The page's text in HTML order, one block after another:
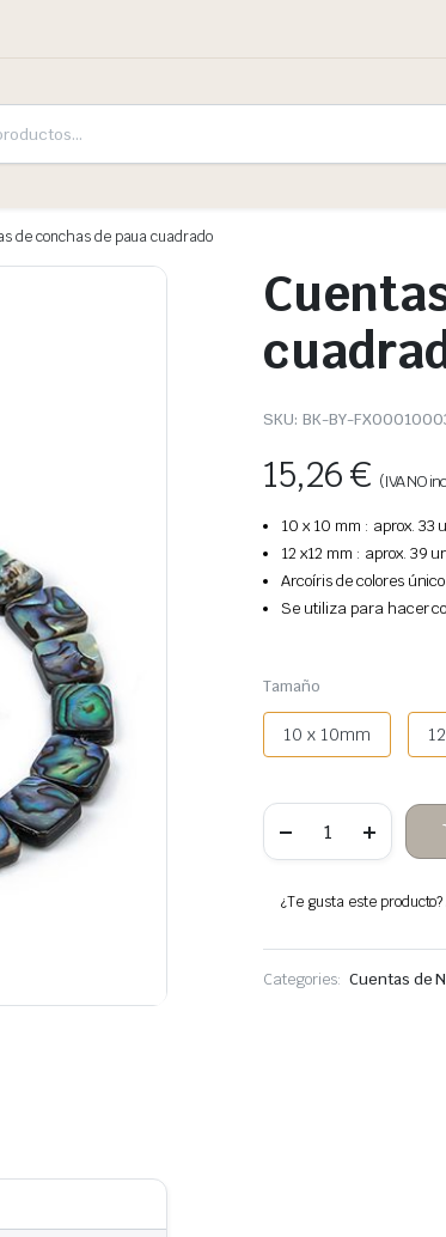
de conchas de paua cuadrado
SKU: BK-BY-
15,26€ (IVA NO
10 x 10 mm : aprox. 33
12 x12 mm : aprox. 39
Arcoíris de colores único
Se utiliza para hacer
Tamaño
10 x 10mm
conchas
paua
cuadrado
¿Te gusta este
Categories: Cuentas de